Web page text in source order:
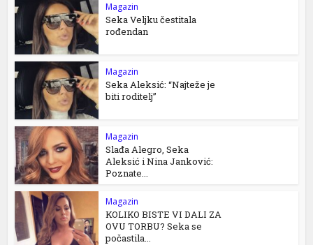
Magazin
Seka Veljku čestitala
rođendan
Magazin
Seka Aleksić: “Najteže je
biti roditelj”
Magazin
Slađa Alegro, Seka
Aleksić i Nina Janković:
Poznate...
Magazin
KOLIKO BISTE VI DALI ZA
OVU TORBU? Seka se
počastila...